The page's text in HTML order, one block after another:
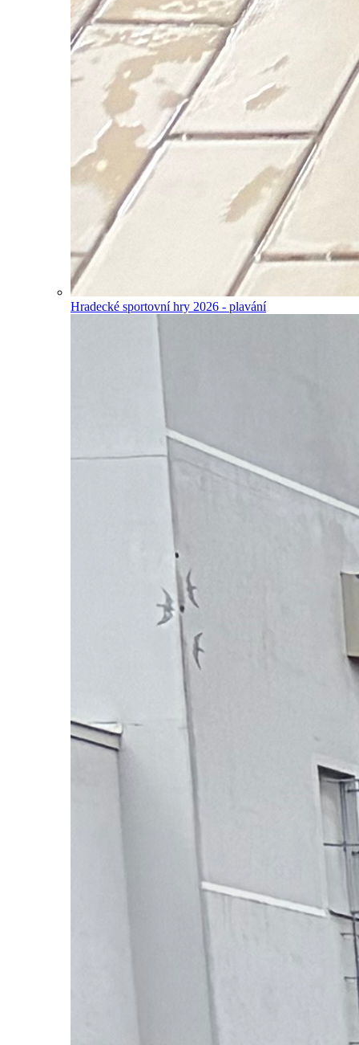
Hradecké sportovní hry 2026 - plavání